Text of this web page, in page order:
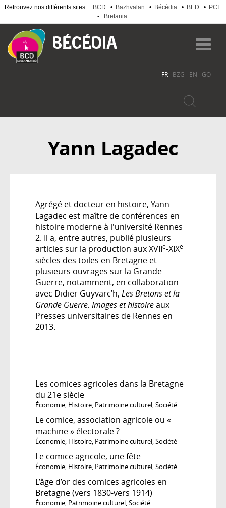
Retrouvez nos différents sites : BCD • Bazhvalan • Bécédia • BED •
PCI
-
Bretania
au
contenu
principal
FR BZG EN GO
Yann Lagadec
Agrégé et docteur en histoire, Yann
Lagadec est maître de conférences en
histoire moderne à l'université Rennes
2. Il a, entre autres, publié plusieurs
articles sur la production aux XVIIe-XIXe
siècles des toiles en Bretagne et
plusieurs ouvrages sur la Grande
Guerre, notamment, en collaboration
avec Didier Guyvarc’h, Les Bretons et la
Grande Guerre. Images et histoireaux
Presses universitaires de Rennes en
2013.
Les comices agricoles dans la Bretagne
du 21e siècle
Économie, Histoire, Patrimoine culturel,Société
Le comice, association agricole ou «
machine » électorale ?
Économie, Histoire, Patrimoine culturel,Société
Le comice agricole, une fête
Économie, Histoire, Patrimoine culturel,Société
L’âge d’or des comices agricoles en
Bretagne (vers 1830-vers 1914)
Économie, Patrimoine culturel,Société